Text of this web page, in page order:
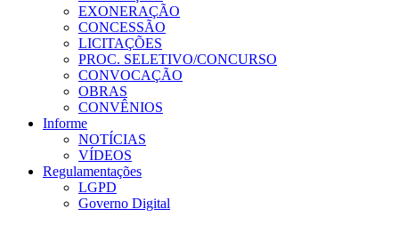
EXONERAÇÃO
CONCESSÃO
LICITAÇÕES
PROC. SELETIVO/CONCURSO
CONVOCAÇÃO
OBRAS
CONVÊNIOS
Informe
NOTÍCIAS
VÍDEOS
Regulamentações
LGPD
Governo Digital